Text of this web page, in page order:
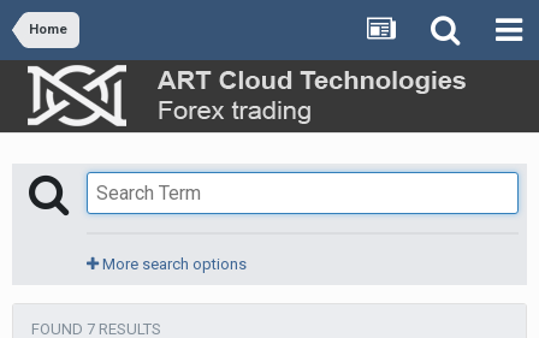
Home
More search options
FOUND 7 RESULTS